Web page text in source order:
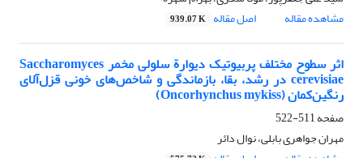
مشاهده مقاله
اصل مقاله 939.07 K
اثر سطوح مختلف پربیوتیک دیوارة سلولی مخمر Saccharomyces
cerevisiae در رشد، بقا، بازماندگی و شاخص‌های خونی قزل‌آلای
رنگین‌کمان (Oncorhynchus mykiss)
صفحه511-522
مهران جواهری بابلی، نوال دائر